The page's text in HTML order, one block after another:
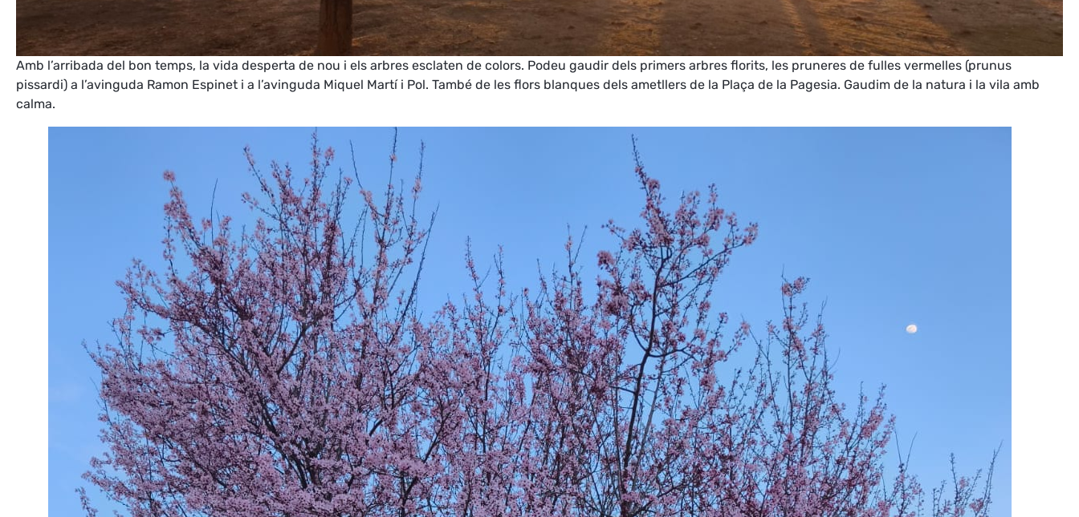
Amb l’arribada del bon temps, la vida desperta de nou i els arbres esclaten de colors. Podeu gaudir dels primers arbres florits, les pruneres de fulles vermelles (prunus
pissardi) a l’avinguda Ramon Espinet i a l’avinguda Miquel Martí i Pol. També de les flors blanques dels ametllers de la Plaça de la Pagesia. Gaudim de la natura i la vila amb
calma.